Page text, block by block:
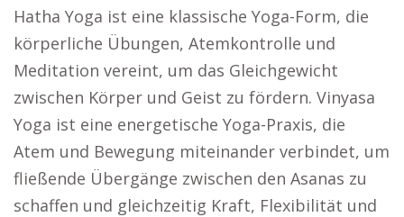
Hatha Yoga ist eine klassische Yoga-Form, die
körperliche Übungen, Atemkontrolle und
Meditation vereint, um das Gleichgewicht
zwischen Körper und Geist zu fördern. Vinyasa
Yoga ist eine energetische Yoga-Praxis, die
Atem und Bewegung miteinander verbindet, um
fließende Übergänge zwischen den Asanas zu
schaffen und gleichzeitig Kraft, Flexibilität und